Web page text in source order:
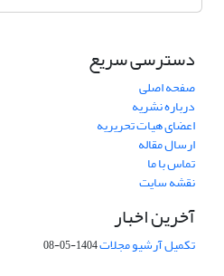
دسترسی سریع
صفحه اصلی
درباره نشریه
اعضای هیات تحریریه
ارسال مقاله
تماس با ما
نقشه سایت
آخرین اخبار
تکمیل آرشیو مجلات1404-05-08